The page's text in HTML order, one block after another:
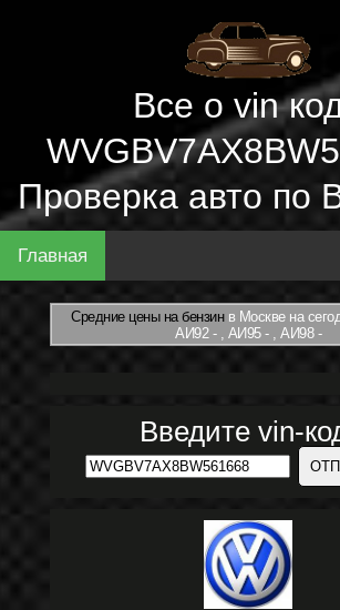
Все о vin
Проверка авто по
Главная
Средние цены на бензинв Москве на
АИ92 - , АИ95 - , АИ98 -
Введите vin-